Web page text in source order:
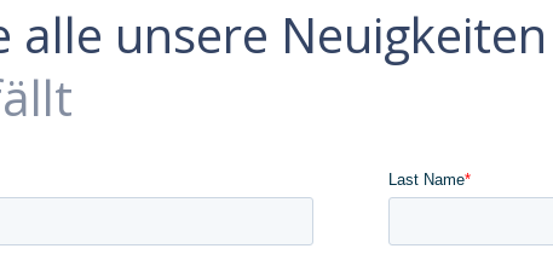
alle unsere Neuigkeiten